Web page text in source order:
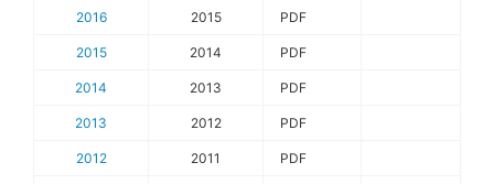
2016 2015 PDF
2015 2014 PDF
2014 2013 PDF
2013 2012 PDF
2012 2011 PDF